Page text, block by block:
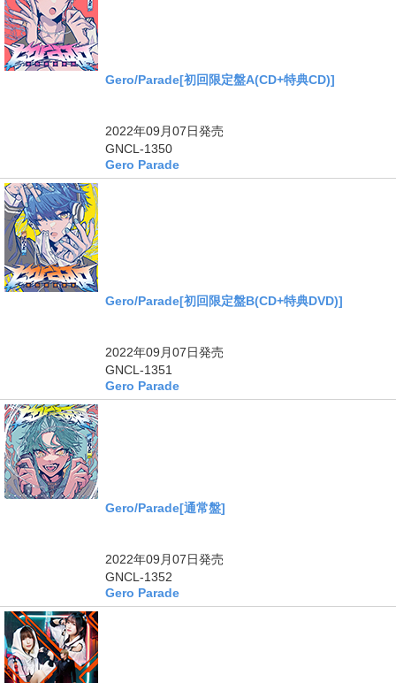
Gero/Parade[初回限定盤A(CD+特典CD)]
2022年09月07日発売
GNCL-1350
Gero Parade
Gero/Parade[初回限定盤B(CD+特典DVD)]
2022年09月07日発売
GNCL-1351
Gero Parade
Gero/Parade[通常盤]
2022年09月07日発売
GNCL-1352
Gero Parade